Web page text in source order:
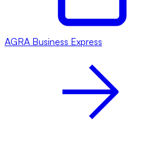
AGRA Business Express